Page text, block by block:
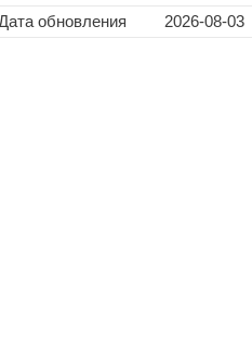
обновления
2026-08-03